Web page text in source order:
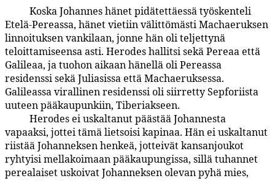
135:12.1Koska Johannes hänet pidätettäessä työskenteli
Etelä-Pereassa, hänet vietiin välittömästi Machaeruksen
linnoituksen vankilaan, jonne hän oli teljettynä
teloittamiseensa asti. Herodes hallitsi sekä Pereaa että
Galileaa, ja tuohon aikaan hänellä oli Pereassa
residenssi sekä Juliasissa että Machaeruksessa.
Galileassa virallinen residenssi oli siirretty Sepforiista
uuteen pääkaupunkiin, Tiberiakseen.
135:12.2Herodes ei uskaltanut päästää Johannesta
vapaaksi, jottei tämä lietsoisi kapinaa. Hän ei uskaltanut
riistää Johanneksen henkeä, jotteivät kansanjoukot
ryhtyisi mellakoimaan pääkaupungissa, sillä tuhannet
perealaiset uskoivat Johanneksen olevan pyhä mies,